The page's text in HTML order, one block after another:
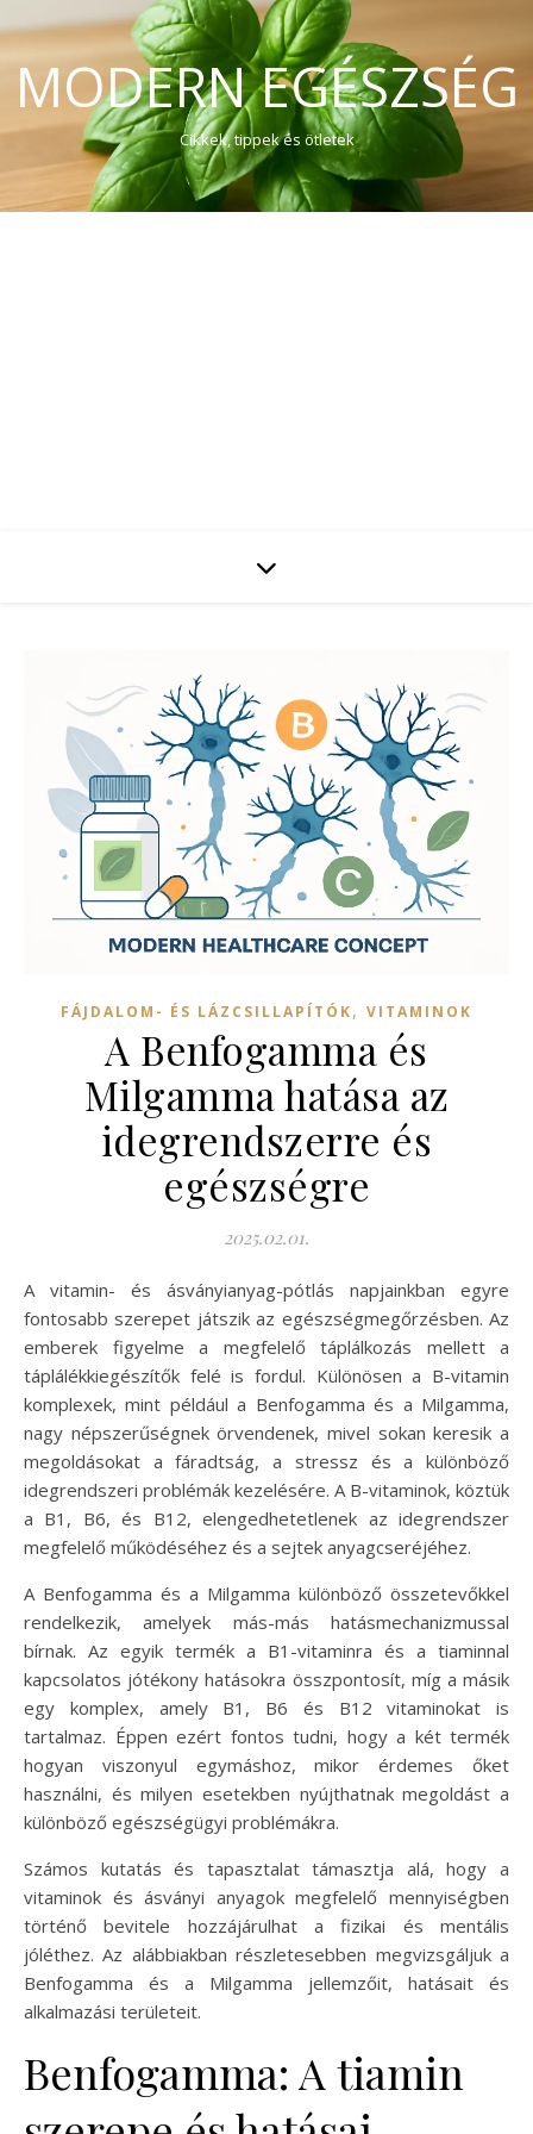
MODERN EGÉSZSÉG
Cikkek, tippek és ötletek
FÁJDALOM- ÉS LÁZCSILLAPÍTÓK, VITAMINOK
A Benfogamma és
Milgamma hatása az
idegrendszerre és
egészségre
2025.02.01.
A vitamin- és ásványianyag-pótlás napjainkban egyre
fontosabb szerepet játszik az egészségmegőrzésben. Az
emberek figyelme a megfelelő táplálkozás mellett a
táplálékkiegészítők felé is fordul. Különösen a B-vitamin
komplexek, mint például a Benfogamma és a Milgamma,
nagy népszerűségnek örvendenek, mivel sokan keresik a
megoldásokat a fáradtság, a stressz és a különböző
idegrendszeri problémák kezelésére. A B-vitaminok, köztük
a B1, B6, és B12, elengedhetetlenek az idegrendszer
megfelelő működéséhez és a sejtek anyagcseréjéhez.
A Benfogamma és a Milgamma különböző összetevőkkel
rendelkezik, amelyek más-más hatásmechanizmussal
bírnak. Az egyik termék a B1-vitaminra és a tiaminnal
kapcsolatos jótékony hatásokra összpontosít, míg a másik
egy komplex, amely B1, B6 és B12 vitaminokat is
tartalmaz. Éppen ezért fontos tudni, hogy a két termék
hogyan viszonyul egymáshoz, mikor érdemes őket
használni, és milyen esetekben nyújthatnak megoldást a
különböző egészségügyi problémákra.
Számos kutatás és tapasztalat támasztja alá, hogy a
vitaminok és ásványi anyagok megfelelő mennyiségben
történő bevitele hozzájárulhat a fizikai és mentális
jóléthez. Az alábbiakban részletesebben megvizsgáljuk a
Benfogamma és a Milgamma jellemzőit, hatásait és
alkalmazási területeit.
Benfogamma: A tiamin